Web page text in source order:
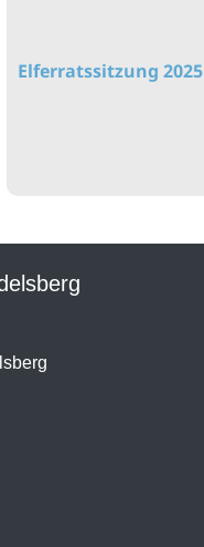
Elferratssitzung 2025